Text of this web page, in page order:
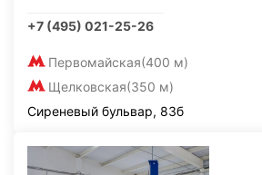
+7 (495) 021-25-26
Первомайская(400 м)
Щелковская(350 м)
Сиреневый бульвар, 83б